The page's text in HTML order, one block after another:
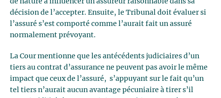
de nature à influencer un assureur raisonnable dans sa
décision de l’accepter. Ensuite, le Tribunal doit évaluer si
l’assuré s’est comporté comme l’aurait fait un assuré
normalement prévoyant.
La Cour mentionne que les antécédents judiciaires d’un
tiers au contrat d’assurance ne peuvent pas avoir le même
impact que ceux de l’assuré, s’appuyant sur le fait qu’un
tel tiers n’aurait aucun avantage pécuniaire à tirer s’il